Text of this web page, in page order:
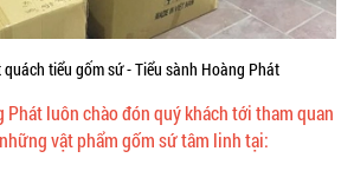
tiểu gốm sứ - Tiểu sành Hoàng Phát
luôn chào đón quý khách tới tham quan
vật phẩm gốm sứ tâm linh tại: